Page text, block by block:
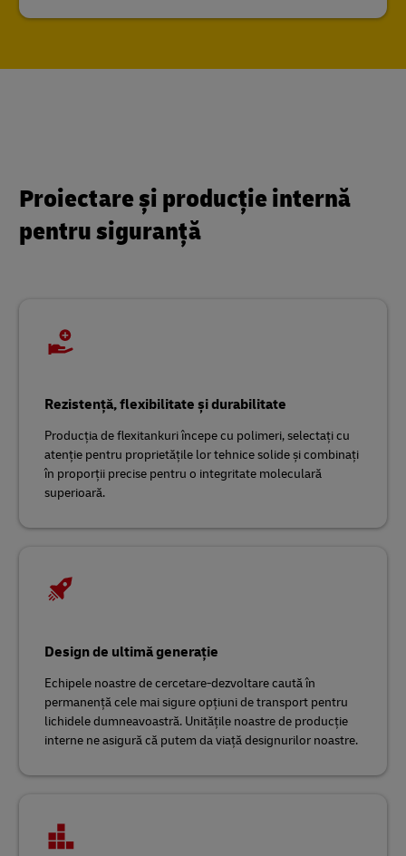
Proiectare și producție internă
pentru siguranță
Rezistență, flexibilitate și durabilitate
Producția de flexitankuri începe cu polimeri, selectați cu
atenție pentru proprietățile lor tehnice solide și combinați
în proporții precise pentru o integritate moleculară
superioară.
Design de ultimă generație
Echipele noastre de cercetare-dezvoltare caută în
permanență cele mai sigure opțiuni de transport pentru
lichidele dumneavoastră. Unitățile noastre de producție
interne ne asigură că putem da viață designurilor noastre.